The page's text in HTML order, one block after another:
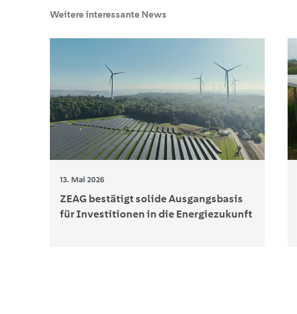
Weitere interessante News
13. Mai 2026
ZEAG bestätigt solide Ausgangsbasis
für Investitionen in die Energiezukunft